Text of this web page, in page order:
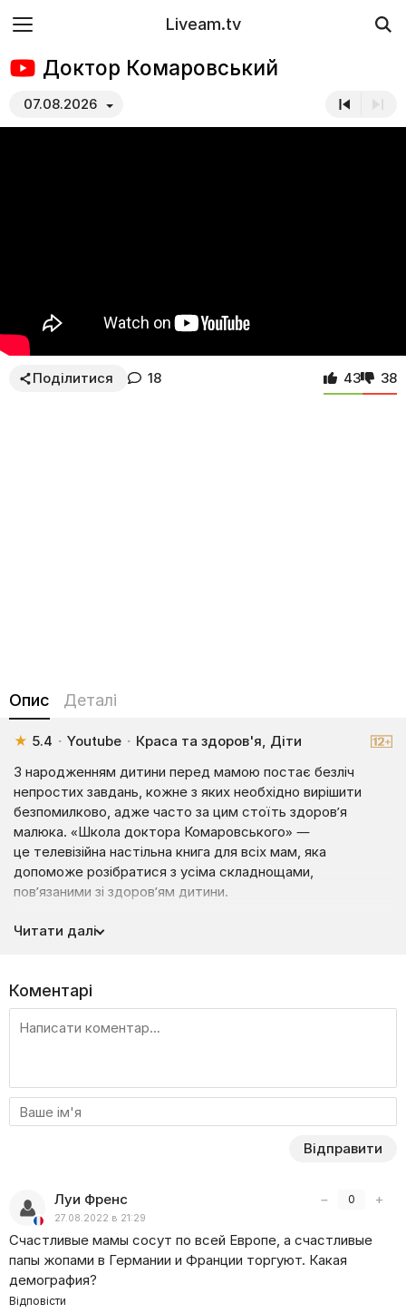
Liveam.tv
Доктор Комаровський
07.08.2026
Поділитися 18 43 38
Опис Деталі
★ 5.4 · Youtube · Краса та здоров'я, Діти
З народженням дитини перед мамою постає безліч
непростих завдань, кожне з яких необхідно вирішити
безпомилково, адже часто за цим стоїть здоров’я
малюка. «Школа доктора Комаровського» —
це телевізійна настільна книга для всіх мам, яка
допоможе розібратися з усіма складнощами,
пов’язаними зі здоров’ям дитини.
радянський і український педіатр, який знає все про те,
сформулював сам Євген Олегович: «У своїй передачі
я не казатиму, які ліки і в яких дозах потрібно приймати
дітям. Ми перетворили материнство на подвиг. Моє
завдання — навчити вас, як бути щасливими мамами і
Кожен випуск передачі має свою тему. Це може бути
програма, присвячена лікуванню діатезу або вивченню
феномена коліків. Також у цій передачі доктор
Комаровський розмірковує про щеплення і наводить
а також їхні діти. Потім цілий блок програми виділено
на запитання аудиторії, на які відповідає Євген Олегович.
Комаровський знає, як виростити дитину здоровою.
Читати далі
Коментарі
Відправити
− 0 +
Луи Френс
27.08.2022 в 21:29
Счастливые мамы сосут по всей Европе, а счастливые
папы жопами в Германии и Франции торгуют. Какая
демография?
Відповісти